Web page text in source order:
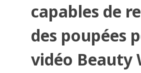
capables de
des poupées
vidéo Beauty